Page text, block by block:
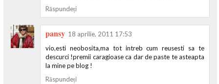
Răspundeți
pansy 18 aprilie, 2011 17:53
vio,esti neobosita,ma tot intreb cum reusesti sa te
descurci !premii caragioase ca dar de paste te asteapta
la mine pe blog !
Răspundeți